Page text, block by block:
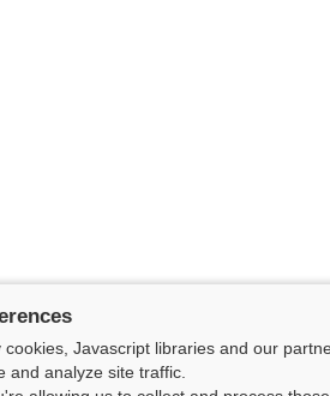
Javascript libraries and our
and analyze site traffic.